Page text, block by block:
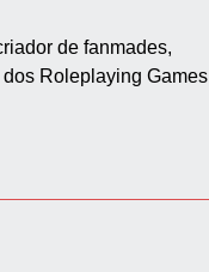
de fanmades,
Roleplaying Games